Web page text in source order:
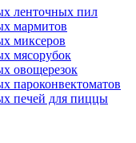
ленточных пил
мармитов
миксеров
мясорубок
овощерезок
пароконвектоматов
печей для пиццы